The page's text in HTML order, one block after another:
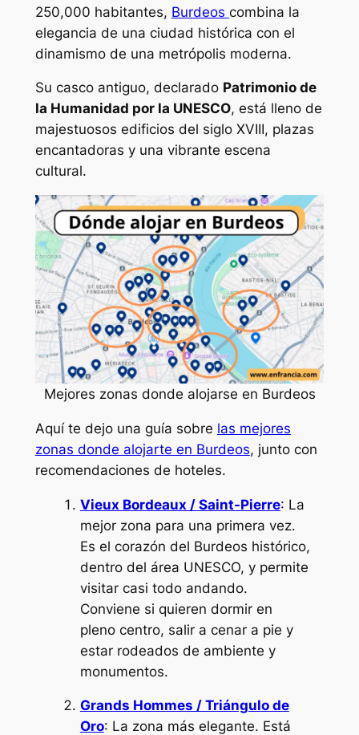
250,000 habitantes, Burdeos combina la
elegancia de una ciudad histórica con el
dinamismo de una metrópolis moderna.
Su casco antiguo, declarado Patrimonio de
la Humanidad por la UNESCO, está lleno de
majestuosos edificios del siglo XVIII, plazas
encantadoras y una vibrante escena
cultural.
Mejores zonas donde alojarse en Burdeos
Aquí te dejo una guía sobre las mejores
zonas donde alojarte en Burdeos, junto con
recomendaciones de hoteles.
Vieux Bordeaux / Saint-Pierre: La
mejor zona para una primera vez.
Es el corazón del Burdeos histórico,
dentro del área UNESCO, y permite
visitar casi todo andando.
Conviene si quieren dormir en
pleno centro, salir a cenar a pie y
estar rodeados de ambiente y
monumentos.
Grands Hommes / Triángulo de
Oro: La zona más elegante. Está